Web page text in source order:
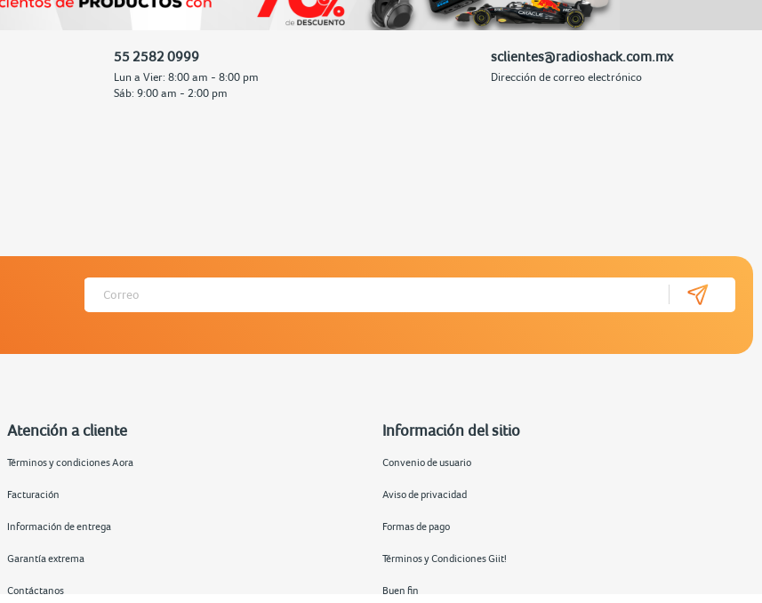
55 2582 0999
Lun a Vier: 8:00 am - 8:00 pm
Sáb: 9:00 am - 2:00 pm
sclientes@radioshack.com.mx
Dirección de correo electrónico
Atención a cliente
Términos y condiciones Aora
Facturación
Información de entrega
Garantía extrema
Contáctanos
Información del sitio
Convenio de usuario
Aviso de privacidad
Formas de pago
Términos y Condiciones Giit!
Buen fin